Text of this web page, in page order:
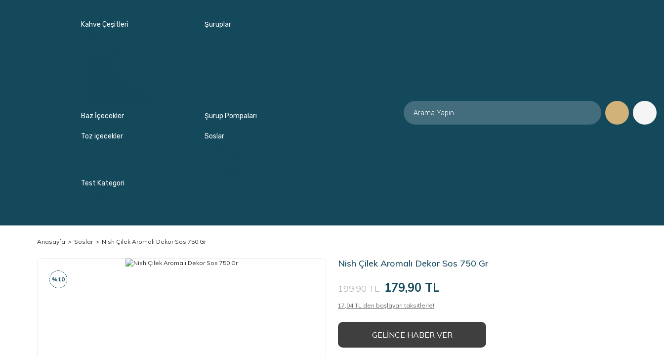
Kahve Çeşitleri Şuruplar
Baz İçecekler Şurup Pompaları
Toz içecekler Soslar
Test Kategori
Anasayfa Soslar Nish Çilek Aromalı Dekor Sos 750 Gr
%10
Nish Çilek Aromalı Dekor Sos 750 Gr
199,90 TL 179,90 TL
17,04 TL den başlayan taksitlerle!
GELİNCE HABER VER